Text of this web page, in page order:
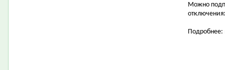
Можно
Подробнее: